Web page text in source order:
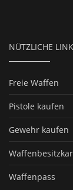
NÜTZLICHE
Freie Waffen
Pistole kaufen
Gewehr kaufen
Waffenpass